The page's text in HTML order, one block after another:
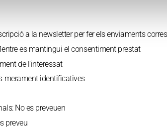
a la newsletter per fer els enviaments
es mantingui el consentiment prestat
de l’interessat
merament identificatives
No es preveuen
preveu